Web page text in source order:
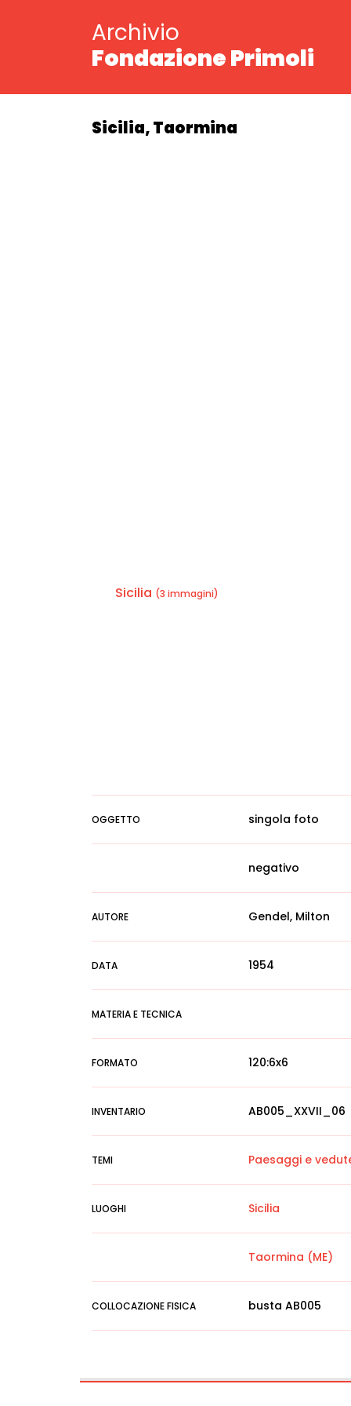
Archivio
Fondazione Primoli
Sicilia, Taormina
Sicilia (3 immagini)
OGGETTO singola foto
negativo
AUTORE Gendel, Milton
DATA 1954
MATERIA E TECNICA
FORMATO 120:6x6
INVENTARIO AB005_XXVII_06
TEMI Paesaggi e
LUOGHI Sicilia
Taormina (ME)
COLLOCAZIONE FISICA busta AB005